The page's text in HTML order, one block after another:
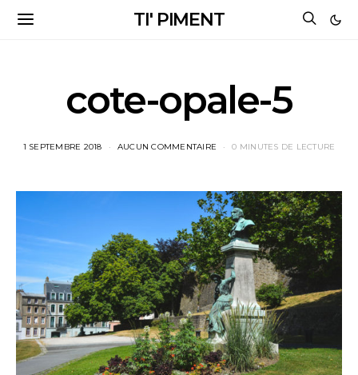
TI' PIMENT
cote-opale-5
1 SEPTEMBRE 2018 AUCUN COMMENTAIRE 0 MINUTES DE LECTURE